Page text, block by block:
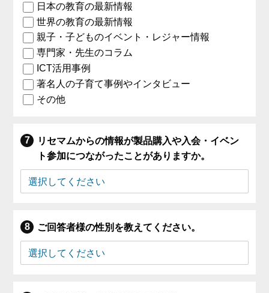
日本の教育の最新情報
世界の教育の最新情報
親子・子どものイベント・レジャー情報
専門家・先生のコラム
ICT活用事例
著名人の子育て事例やインタビュー
その他
リセマムからの情報が製品購入や入会・イベン
ト参加につながったことがありますか。
ご回答者様の性別を教えてください。